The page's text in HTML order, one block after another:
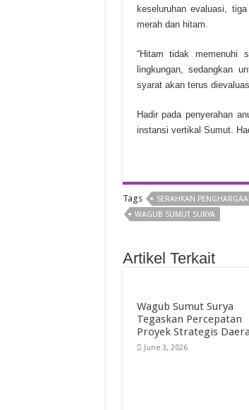
keseluruhan evaluasi,
merah dan hitam.
“Hitam tidak memenuhi
lingkungan, sedangkan
syarat akan terus
Hadir pada penyerahan
instansi vertikal Sumut.
Tags SERAHKAN
WAGUB SUMUT SURYA
Artikel Terkait
Wagub Sumut Surya
Tegaskan Percepatan
Proyek Strategis
June 3, 2026